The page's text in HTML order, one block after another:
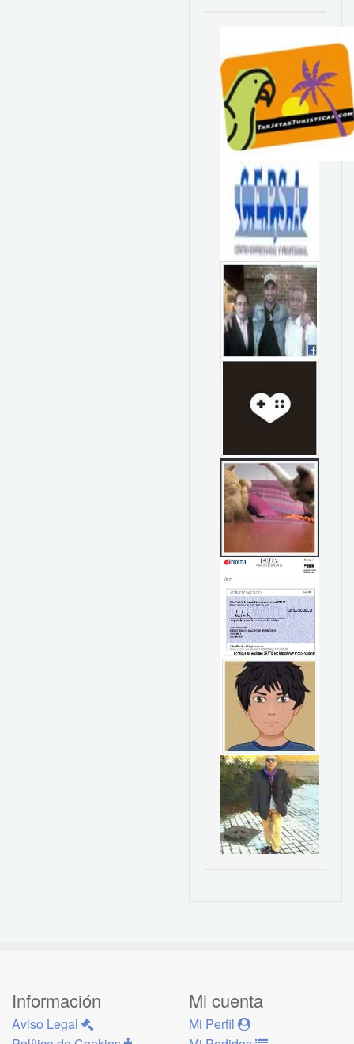
Información
Aviso Legal
Mi cuenta
Mi Perfil